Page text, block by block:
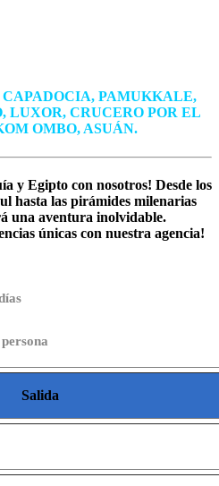
PAMUKKALE,
LUXOR, CRUCERO POR EL
OMBO, ASUÁN.
y Egipto con nosotros! Desde los
hasta las pirámides milenarias
una aventura inolvidable.
únicas con nuestra agencia!
Salida